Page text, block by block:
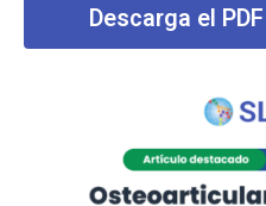
Descarga el